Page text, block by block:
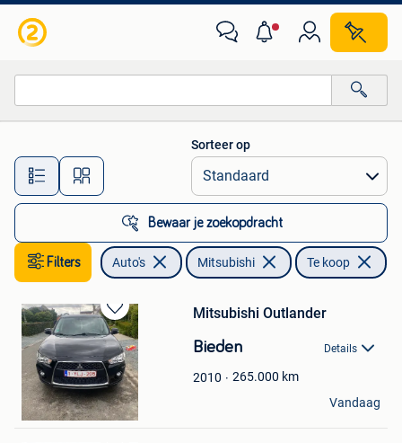
Alle afstanden…
Sorteer op
Bewaar je zoekopdracht
Filters Auto's Mitsubishi Te koop
Bewaren
in
Mijn
Favorieten
Mitsubishi Outlander
Bieden Details
2010 265.000 km
Evelyn
Opwijk
Vandaag